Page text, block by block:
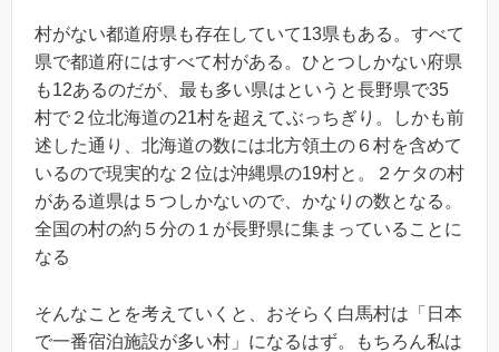
村がない都道府県も存在していて13県もある。すべて
県で都道府にはすべて村がある。ひとつしかない府県
も12あるのだが、最も多い県はというと長野県で35
村で２位北海道の21村を超えてぶっちぎり。しかも前
述した通り、北海道の数には北方領土の６村を含めて
いるので現実的な２位は沖縄県の19村と。２ケタの村
がある道県は５つしかないので、かなりの数となる。
全国の村の約５分の１が長野県に集まっていることに
なる
そんなことを考えていくと、おそらく白馬村は「日本
で一番宿泊施設が多い村」になるはず。もちろん私は